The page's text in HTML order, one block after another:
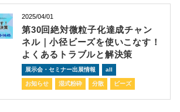
2025/04/01
第30回絶対微粒子化達成チャン
ネル｜小径ビーズを使いこなす！
よくあるトラブルと解決策
展示会・セミナー出展情報 all
お知らせ 湿式粉砕 分散 ビーズ